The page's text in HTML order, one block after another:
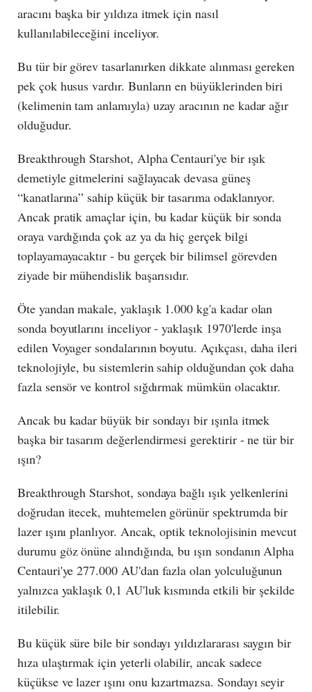
aracını başka bir yıldıza itmek için nasıl
kullanılabileceğini inceliyor.
Bu tür bir görev tasarlanırken dikkate alınması gereken
pek çok husus vardır. Bunların en büyüklerinden biri
(kelimenin tam anlamıyla) uzay aracının ne kadar ağır
olduğudur.
Breakthrough Starshot, Alpha Centauri'ye bir ışık
demetiyle gitmelerini sağlayacak devasa güneş
“kanatlarına” sahip küçük bir tasarıma odaklanıyor.
Ancak pratik amaçlar için, bu kadar küçük bir sonda
oraya vardığında çok az ya da hiç gerçek bilgi
toplayamayacaktır - bu gerçek bir bilimsel görevden
ziyade bir mühendislik başarısıdır.
Öte yandan makale, yaklaşık 1.000 kg'a kadar olan
sonda boyutlarını inceliyor - yaklaşık 1970'lerde inşa
edilen Voyager sondalarının boyutu. Açıkçası, daha ileri
teknolojiyle, bu sistemlerin sahip olduğundan çok daha
fazla sensör ve kontrol sığdırmak mümkün olacaktır.
Ancak bu kadar büyük bir sondayı bir ışınla itmek
başka bir tasarım değerlendirmesi gerektirir - ne tür bir
ışın?
Breakthrough Starshot, sondaya bağlı ışık yelkenlerini
doğrudan itecek, muhtemelen görünür spektrumda bir
lazer ışını planlıyor. Ancak, optik teknolojisinin mevcut
durumu göz önüne alındığında, bu ışın sondanın Alpha
Centauri'ye 277.000 AU'dan fazla olan yolculuğunun
yalnızca yaklaşık 0,1 AU'luk kısmında etkili bir şekilde
itilebilir.
Bu küçük süre bile bir sondayı yıldızlararası saygın bir
hıza ulaştırmak için yeterli olabilir, ancak sadece
küçükse ve lazer ışını onu kızartmazsa. Sondayı seyir